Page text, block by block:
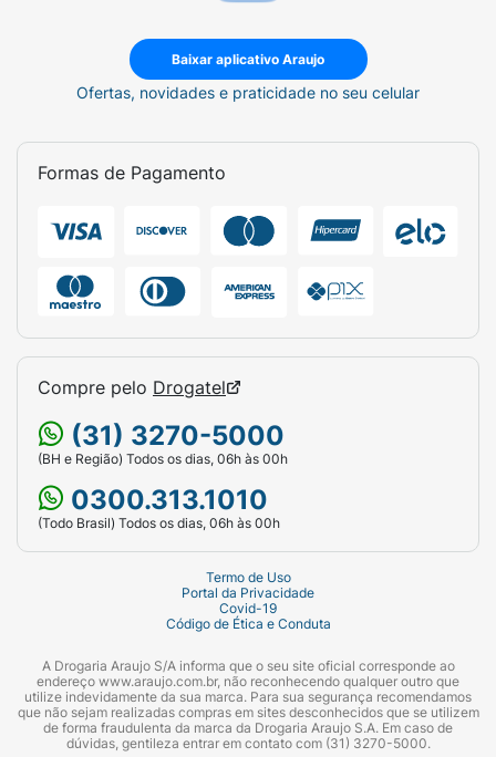
Baixar aplicativo Araujo
Ofertas, novidades e praticidade no seu celular
Formas de Pagamento
Compre pelo Drogatel
(31) 3270-5000
(BH e Região) Todos os dias, 06h às 00h
0300.313.1010
(Todo Brasil) Todos os dias, 06h às 00h
Termo de Uso
Portal da Privacidade
Covid-19
Código de Ética e Conduta
A Drogaria Araujo S/A informa que o seu site oficial corresponde ao
endereço www.araujo.com.br, não reconhecendo qualquer outro que
utilize indevidamente da sua marca. Para sua segurança recomendamos
que não sejam realizadas compras em sites desconhecidos que se utilizem
de forma fraudulenta da marca da Drogaria Araujo S.A. Em caso de
dúvidas, gentileza entrar em contato com (31) 3270-5000.